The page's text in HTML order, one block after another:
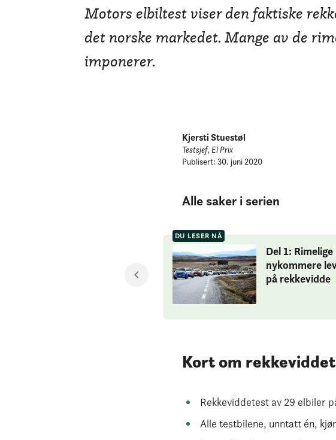
Motors elbiltest viser den faktiske
det norske markedet. Mange av de
imponerer.
Kjersti Stuestøl
Testsjef, El Prix
Publisert: 30. juni 2020
Alle saker i serien
DU LESER NÅ
Del 1: Rimelige
nykommere
på rekkevidde
Kort om
Rekkeviddetest av 29 elbiler
Alle testbilene, unntatt én,